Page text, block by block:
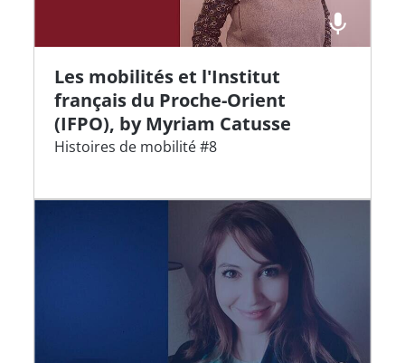
Les mobilités et l'Institut
français du Proche-Orient
(IFPO), by Myriam Catusse
Histoires de mobilité #8